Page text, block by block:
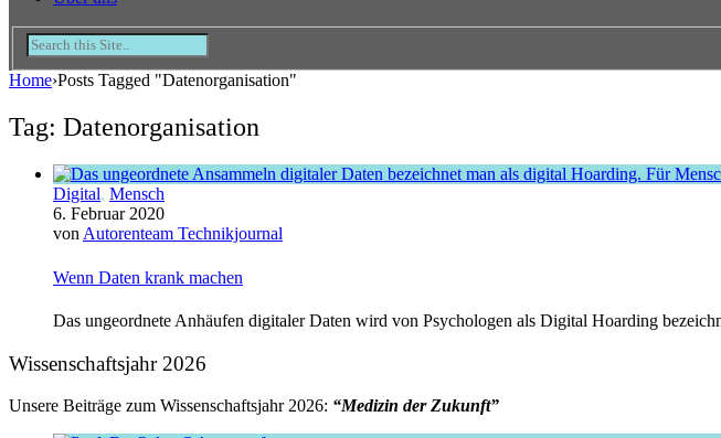
Home›Posts Tagged "Datenorganisation"
Tag: Datenorganisation
Digital, Mensch
6. Februar 2020
von Autorenteam Technikjournal
Wenn Daten krank machen
Das ungeordnete Anhäufen digitaler Daten wird von Psychologen als Digital Hoarding
Wissenschaftsjahr 2026
Unsere Beiträge zum Wissenschaftsjahr 2026: “Medizin der Zukunft”